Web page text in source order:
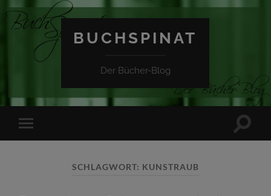
BUCHSPINAT
Der Bücher-Blog
Mobile-
Menü
SCHLAGWORT: KUNSTRAUB